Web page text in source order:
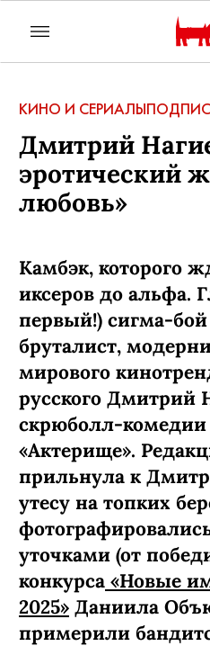
КИНО И СЕРИАЛЫ
Дмитрий
эротический
любовь»
Камбэк, которого
иксеров до альфа.
первый!) сигма-
бруталист,
мирового
русского Дмитрий
скрюболл-комедии
«Актерище».
прильнула к
утесу на топких
уточками (от
конкурса «Новые
2025» Даниила
примерили